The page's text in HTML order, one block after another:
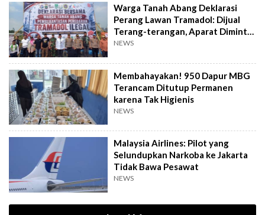
Warga Tanah Abang Deklarasi
Perang Lawan Tramadol: Dijual
Terang-terangan, Aparat Diminta
Bertindak
NEWS
Membahayakan! 950 Dapur MBG
Terancam Ditutup Permanen
karena Tak Higienis
NEWS
Malaysia Airlines: Pilot yang
Selundupkan Narkoba ke Jakarta
Tidak Bawa Pesawat
NEWS